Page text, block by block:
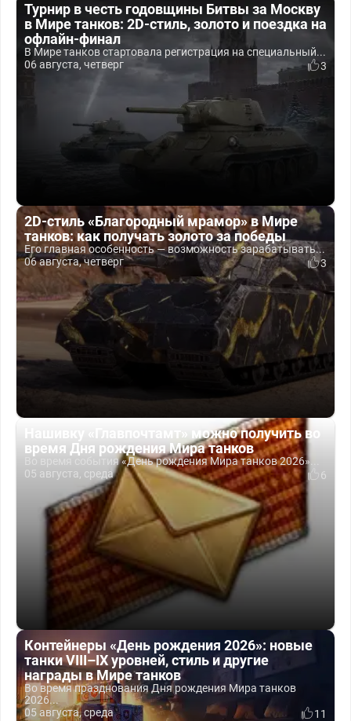
Турнир в честь годовщины Битвы за Москву
в Мире танков: 2D-стиль, золото и поездка на
офлайн-финал
В Мире танков стартовала регистрация на специальный...
06 августа, четверг
3
2D-стиль «Благородный мрамор» в Мире
танков: как получать золото за победы
Его главная особенность — возможность зарабатывать...
06 августа, четверг
3
Нашивку «Главпочтамт» можно получить во
время Дня рождения Мира танков
Во время события «День рождения Мира танков 2026»...
05 августа, среда
6
Контейнеры «День рождения 2026»: новые
танки VIII–IX уровней, стиль и другие
награды в Мире танков
Во время празднования Дня рождения Мира танков
2026...
05 августа, среда
11